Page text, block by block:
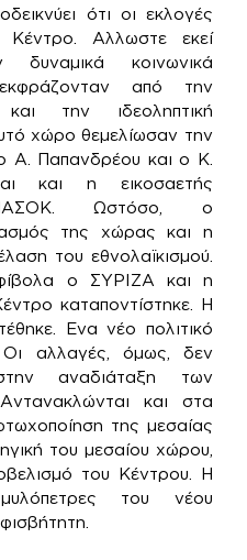
ότι οι εκλογές
Κέντρο. Αλλωστε εκεί
κοινωνικά
από την
την ιδεοληπτική
χώρο θεμελίωσαν την
ο Α. Παπανδρέου και ο Κ.
και η εικοσαετής
Ωστόσο, ο
της χώρας και η
του εθνολαϊκισμού.
ο ΣΥΡΙΖΑ και η
καταποντίστηκε. Η
Ενα νέο πολιτικό
Οι αλλαγές, όμως, δεν
αναδιάταξη των
και στα
της μεσαίας
του μεσαίου χώρου,
του Κέντρου. Η
του νέου